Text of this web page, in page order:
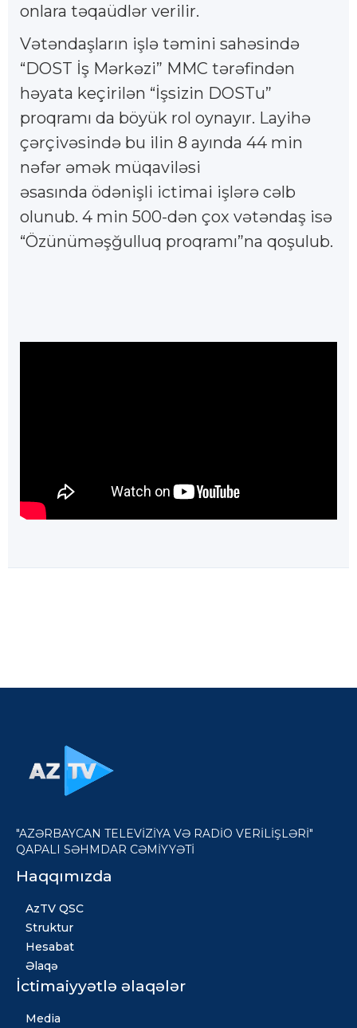
onlara təqaüdlər verilir.
Vətəndaşların işlə təmini sahəsində
“DOST İş Mərkəzi” MMC tərəfindən
həyata keçirilən “İşsizin DOSTu”
proqramı da böyük rol oynayır. Layihə
çərçivəsində bu ilin 8 ayında 44 min
nəfər əmək müqaviləsi
əsasında ödənişli ictimai işlərə cəlb
olunub. 4 min 500-dən çox vətəndaş isə
“Özünüməşğulluq proqramı”na qoşulub.
"AZƏRBAYCAN TELEVİZİYA VƏ RADİO VERİLİŞLƏRİ"
QAPALI SƏHMDAR CƏMİYYƏTİ
Haqqımızda
AzTV QSC
Struktur
Hesabat
Əlaqə
İctimaiyyətlə əlaqələr
Media